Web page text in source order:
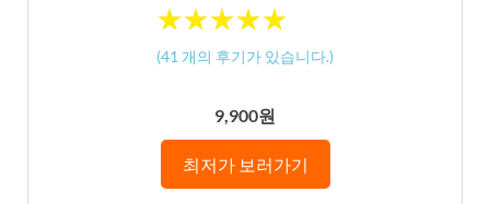
★★★★★
★★★★★
(41 개의 후기가 있습니다.)
9,900원
최저가 보러가기